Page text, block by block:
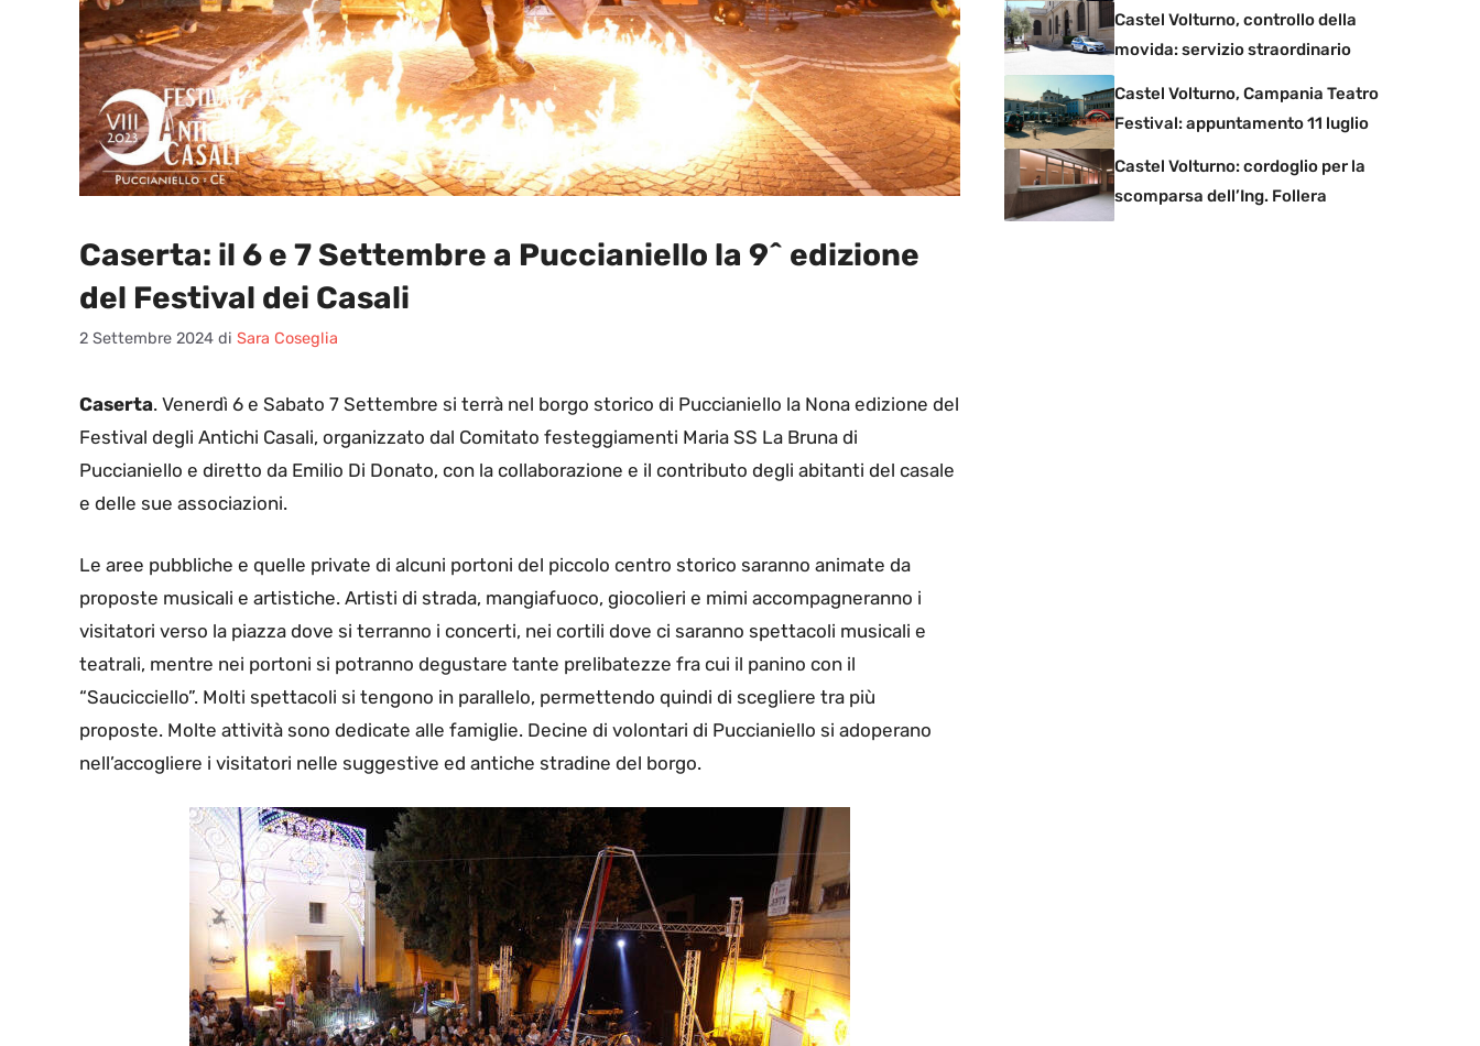
Caserta: il 6 e 7 Settembre a Puccianiello la 9^ edizione
del Festival dei Casali
2 Settembre 2024 di Sara Coseglia
Caserta. Venerdì 6 e Sabato 7 Settembre si terrà nel borgo storico di Puccianiello la Nona edizione del
Festival degli Antichi Casali, organizzato dal Comitato festeggiamenti Maria SS La Bruna di
Puccianiello e diretto da Emilio Di Donato, con la collaborazione e il contributo degli abitanti del casale
e delle sue associazioni.
Le aree pubbliche e quelle private di alcuni portoni del piccolo centro storico saranno animate da
proposte musicali e artistiche. Artisti di strada, mangiafuoco, giocolieri e mimi accompagneranno i
visitatori verso la piazza dove si terranno i concerti, nei cortili dove ci saranno spettacoli musicali e
teatrali, mentre nei portoni si potranno degustare tante prelibatezze fra cui il panino con il
“Saucicciello”. Molti spettacoli si tengono in parallelo, permettendo quindi di scegliere tra più
proposte. Molte attività sono dedicate alle famiglie. Decine di volontari di Puccianiello si adoperano
nell’accogliere i visitatori nelle suggestive ed antiche stradine del borgo.
Castel Volturno, controllo della
movida: servizio straordinario
Castel Volturno, Campania Teatro
Festival: appuntamento 11 luglio
Castel Volturno: cordoglio per la
scomparsa dell’Ing. Follera